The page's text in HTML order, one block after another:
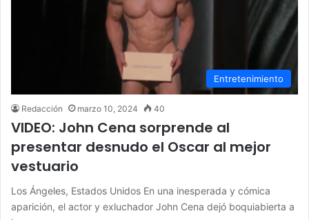
Entretenimiento
Redacción marzo 10, 2024 40
VIDEO: John Cena sorprende al
presentar desnudo el Oscar al mejor
vestuario
Los Ángeles, Estados Unidos En una inesperada y cómica
aparición, el actor y exluchador John Cena dejó boquiabierta a